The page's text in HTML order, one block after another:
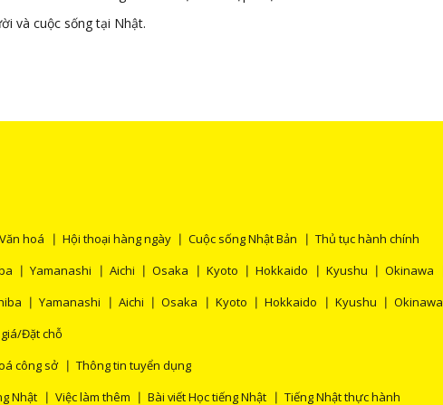
và cuộc sống tại Nhật.
Văn hoá Hội thoại hàng ngày Cuộc sống Nhật Bản
Thủ tục hành chính
Yamanashi Aichi Osaka Kyoto Hokkaido Kyushu Okinawa
Yamanashi Aichi Osaka Kyoto Hokkaido Kyushu Okinawa
Đặt chỗ
công sở
Thông tin tuyển dụng
Nhật Việc làm thêm Bài viết Học tiếng Nhật Tiếng Nhật thực hành